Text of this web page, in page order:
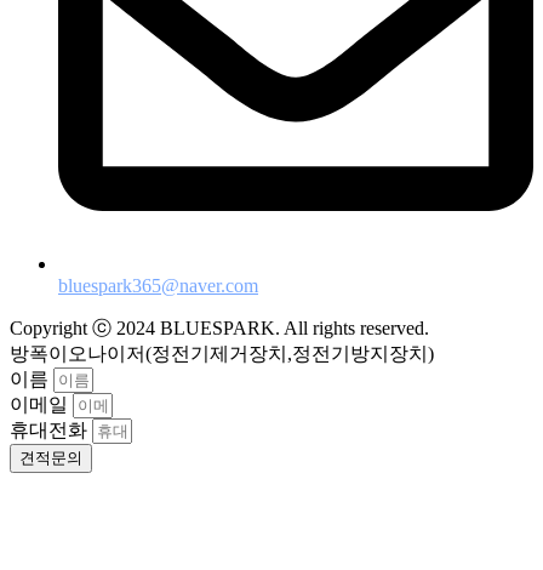
bluespark365@naver.com
Copyright ⓒ 2024 BLUESPARK. All rights reserved.
방폭이오나이저(정전기제거장치,정전기방지장치)
이름
이메일
휴대전화
견적문의